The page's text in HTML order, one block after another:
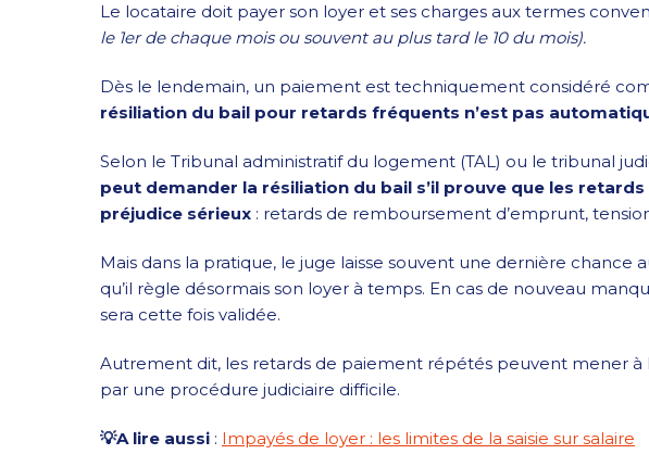
Le locataire doit payer son loyer et ses charges aux termes
le 1er de chaque mois ou souvent au plus tard le 10 du mois).
Dès le lendemain, un paiement est techniquement considéré
résiliation du bail pour retards fréquents n’est pas
Selon le Tribunal administratif du logement (TAL) ou le tribunal
peut demander la résiliation du bail s’il prouve que les
préjudice sérieux : retards de remboursement d’emprunt,
Mais dans la pratique, le juge laisse souvent une dernière chance
qu’il règle désormais son loyer à temps. En cas de nouveau
sera cette fois validée.
Autrement dit, les retards de paiement répétés peuvent mener à
par une procédure judiciaire difficile.
💡A lire aussi : Impayés de loyer : les limites de la saisie sur salaire